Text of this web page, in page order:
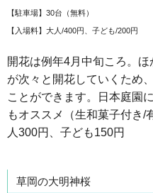
【駐車場】30台（無料）
【入場料】大人/400円、子ども/200円
開花は例年4月中旬ころ。
が次々と開花していくため
ことができます。日本庭園
もオススメ（生和菓子付き
人300円、子ども150円
草岡の大明神桜